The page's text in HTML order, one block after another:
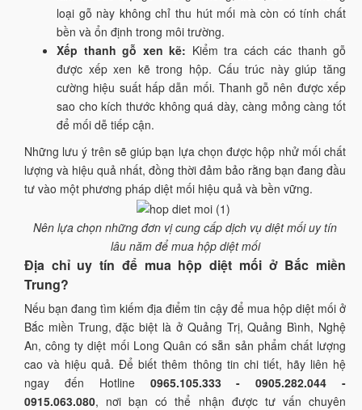
loại gỗ này không chỉ thu hút mối mà còn có tính chất
bền và ổn định trong môi trường.
Xếp thanh gỗ xen kẽ: Kiểm tra cách các thanh gỗ
được xếp xen kẽ trong hộp. Cấu trúc này giúp tăng
cường hiệu suất hấp dẫn mối. Thanh gỗ nên được xếp
sao cho kích thước không quá dày, càng mỏng càng tốt
để mối dễ tiếp cận.
Những lưu ý trên sẽ giúp bạn lựa chọn được hộp nhử mối chất
lượng và hiệu quả nhất, đồng thời đảm bảo rằng bạn đang đầu
tư vào một phương pháp diệt mối hiệu quả và bền vững.
Nên lựa chọn những đơn vị cung cấp dịch vụ diệt mối uy tín
lâu năm để mua hộp diệt mối
Địa chỉ uy tín để mua hộp diệt mối ở Bắc miền
Trung?
Nếu bạn đang tìm kiếm địa điểm tin cậy để mua hộp diệt mối ở
Bắc miền Trung, đặc biệt là ở Quảng Trị, Quảng Bình, Nghệ
An, công ty diệt mối Long Quân có sẵn sản phẩm chất lượng
cao và hiệu quả. Để biết thêm thông tin chi tiết, hãy liên hệ
ngay đến Hotline 0965.105.333 - 0905.282.044 -
0915.063.080, nơi bạn có thể nhận được tư vấn chuyên